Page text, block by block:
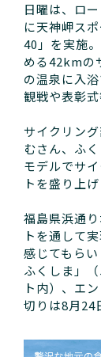
日曜は、ロ
に天神岬ス
40」を実施
める42kmの
の温泉に入
観戦や表彰式
サイクリン
むさん、ふ
モデルでサ
トを盛り上げ
福島県浜通
トを通して
感じてもら
ふくしま」
ト内）、エ
切りは8月24